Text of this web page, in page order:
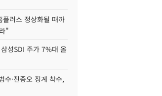
러스 정상화될 때까
"
성SDI 주가 7%대 올
수·진종오 징계 착수,